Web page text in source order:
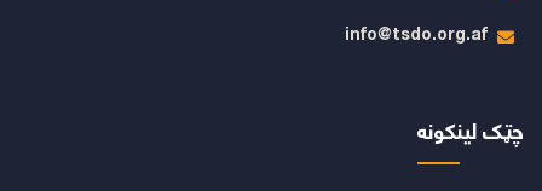
info@tsdo.org.af
چټک لینکونه